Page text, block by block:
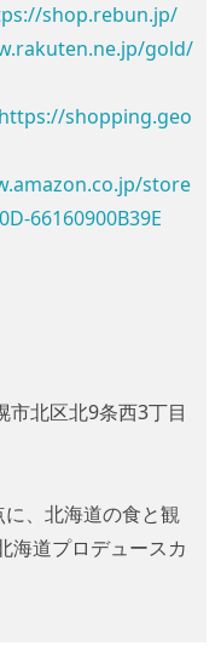
shop.rebun.jp/
gold/
https://shopping.geo
store
66160900B39E
北区北9条西3丁目
、北海道の食と観
海道プロデュースカ